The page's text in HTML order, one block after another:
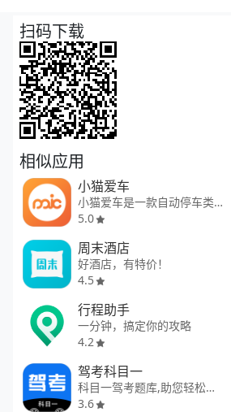
扫码下载
相似应用
小猫爱车
小猫爱车是一款自动停车类软件
5.0
周末酒店
好酒店，有特价！
4.5
行程助手
一分钟，搞定你的攻略
4.2
驾考科目一
科目一驾考题库,助您轻松过关
3.6